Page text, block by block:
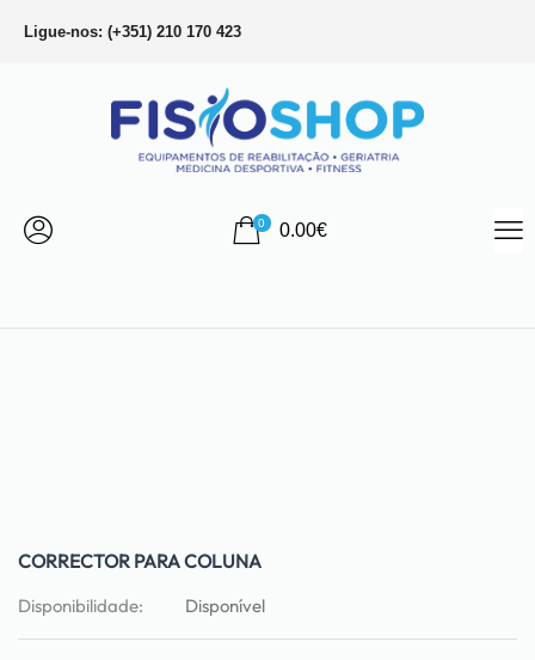
Ligue-nos: (+351) 210 170 423
0 0.00€
CORRECTOR PARA COLUNA
Disponibilidade: Disponível